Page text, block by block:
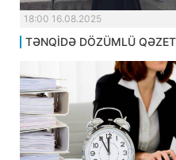
18:00 16.08.2025
TƏNQİDƏ DÖZÜMLÜ